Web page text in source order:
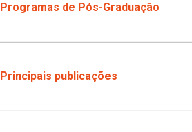
Programas de Pós-Graduação
Principais publicações